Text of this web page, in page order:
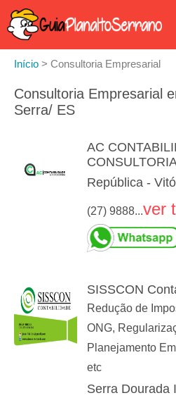
Início > Consultoria Empresarial
Consultoria Empresarial
Serra/ ES
AC
República -
(27) 9888...ver
SISSCON
Redução de
ONG,
Planejamento
etc
Serra Dourada